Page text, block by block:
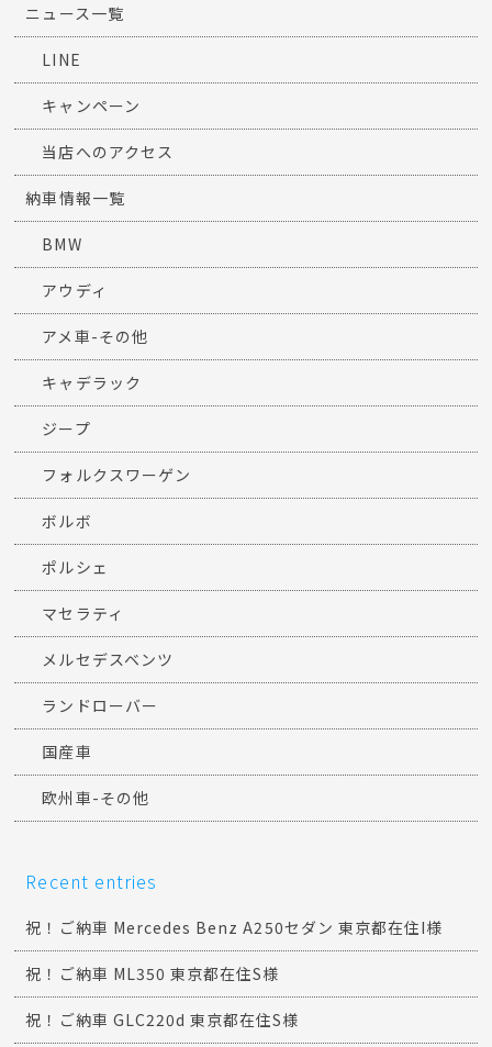
ニュース一覧
LINE
キャンペーン
当店へのアクセス
納車情報一覧
BMW
アウディ
アメ車-その他
キャデラック
ジープ
フォルクスワーゲン
ボルボ
ポルシェ
マセラティ
メルセデスベンツ
ランドローバー
国産車
欧州車-その他
Recent entries
祝！ご納車 Mercedes Benz A250セダン 東京都在住I様
祝！ご納車 ML350 東京都在住S様
祝！ご納車 GLC220d 東京都在住S様